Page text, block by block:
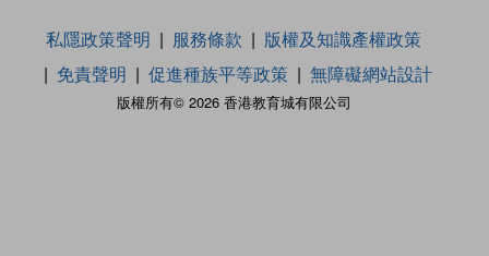
版權所有© 2026 香港教育城有限公司
私隱政策聲明 服務條款
版權及知識產權政策
免責聲明
促進種族平等政策 無障礙網站設計